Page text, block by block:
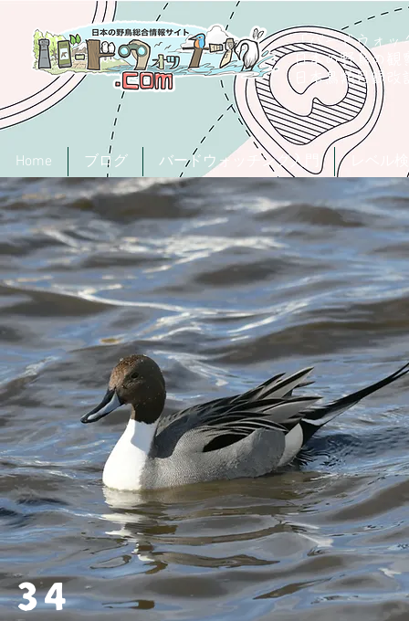
「バードウォッ
日本の野鳥の観
日本鳥類目録
Home ブログ バードウォッチング入門
34